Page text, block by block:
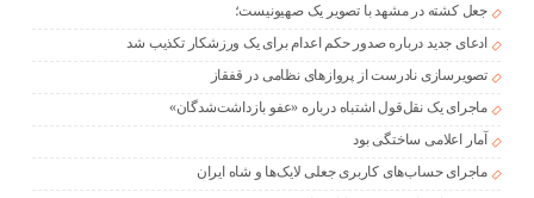
جعل کشته در مشهد با تصویر یک صهیونیست؛
ادعای جدید درباره صدور حکم اعدام برای یک ورزشکار تکذیب شد
تصویرسازی نادرست از پروازهای نظامی در قفقاز
ماجرای یک نقل‌قول اشتباه درباره «عفو بازداشت‌شدگان»
آمار اعلامی ساختگی بود
ماجرای حساب‌های کاربری جعلی لایک‌ها و شاه ایران